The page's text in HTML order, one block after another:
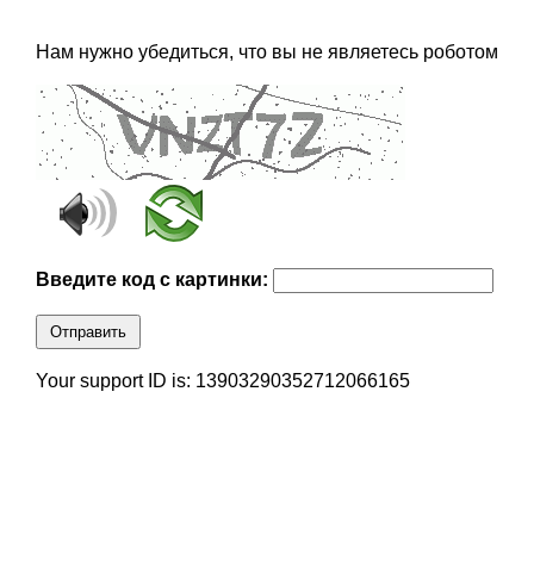
Нам нужно убедиться, что вы не являетесь роботом
Введите код с картинки:
Отправить
Your support ID is: 13903290352712066165